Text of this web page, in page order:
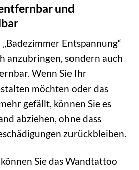
und
Entspannung“
anzubringen, sondern auch
Wenn Sie Ihr
möchten oder das
gefällt, können Sie es
abziehen, ohne dass
zurückbleiben.
Sie das Wandtattoo